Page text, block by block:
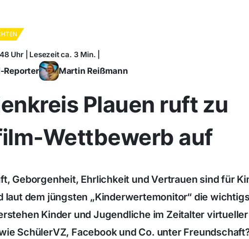
Uhr | Lesezeit ca. 3 Min. |
Reporter Martin Reißmann
Plauen ruft zu
Wettbewerb auf
Geborgenheit, Ehrlichkeit und Vertrauen sind für
laut dem jüngsten „Kinderwertemonitor“ die
Kinder und Jugendliche im Zeitalter virtueller
SchülerVZ, Facebook und Co. unter